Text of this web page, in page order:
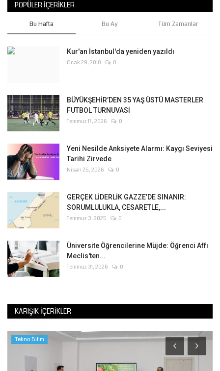
POPÜLER İÇERIKLER
Bu Hafta Bu Ay Tüm Zamanlar
Kur'an İstanbul'da yeniden yazıldı
Ocak 29, 2010 0
BÜYÜKŞEHİR’DEN 35 YAŞ ÜSTÜ MASTERLER
FUTBOL TURNUVASI
Temmuz 17, 2026 0
Yeni Nesilde Anksiyete Alarmı: Kaygı Seviyesi
Tarihi Zirvede
Nisan 25, 2026 0
GERÇEK LİDERLİK GAZZE’DE SINANIR:
SORUMLULUKLA, CESARETLE,...
Temmuz 3, 2025 0
Üniversite Öğrencilerine Müjde: Öğrenci Affı
Meclis'ten...
Temmuz 31, 2026 0
KARIŞIK İÇERIKLER
Tekno Bilim